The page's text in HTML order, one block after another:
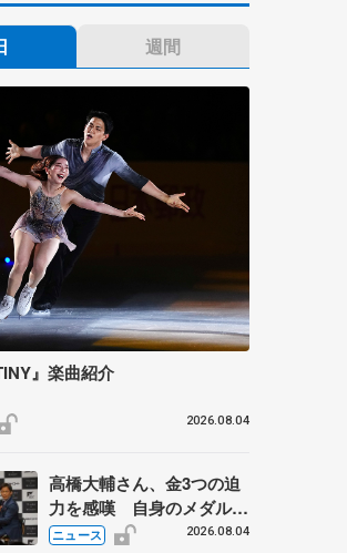
週間
』楽曲紹介
2026.08.04
高橋大輔さん、金3つの迫
力を感嘆 自身のメダルは
「どちらに？」 〝リス兄
ニュース 2026.08.04